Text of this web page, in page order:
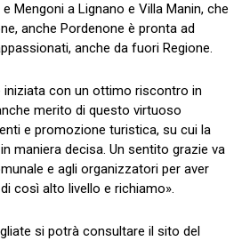
Mengoni a Lignano e Villa Manin, che
anche Pordenone è pronta ad
anche da fuori Regione.
iniziata con un ottimo riscontro in
merito di questo virtuoso
e promozione turistica, su cui la
maniera decisa. Un sentito grazie va
e agli organizzatori per aver
così alto livello e richiamo».
si potrà consultare il sito del